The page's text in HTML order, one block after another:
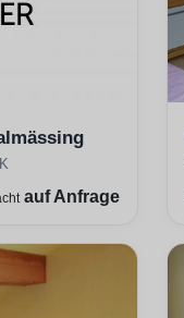
auf Anfrage